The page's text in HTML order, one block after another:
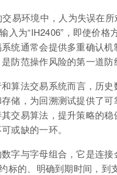
交易环境中，人为失误在
入为“IH2406”，即使价
统通常会提供多重确认
防范操作风险的第一道防
算法交易系统而言，历
储，为回溯测试提供了
交易算法，提升策略的
或缺的一环。
字与字母组合，它是连
标的、明确到期时间，